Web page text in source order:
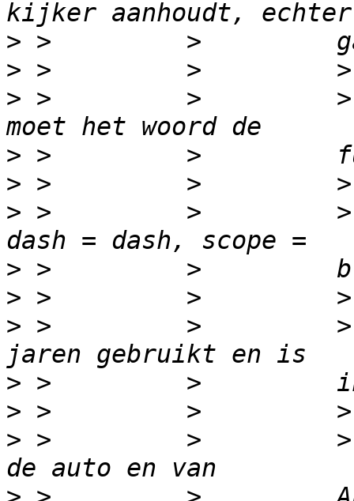
>
>
> >         >         > >
>
>
> >         >         >
>
>
> >         >         >
>
>
> >         >         >